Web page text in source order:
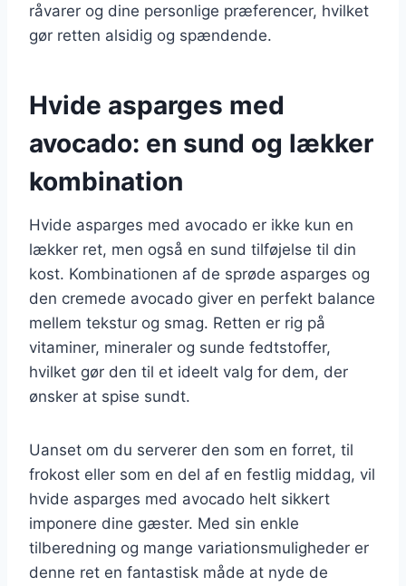
råvarer og dine personlige præferencer, hvilket
gør retten alsidig og spændende.
Hvide asparges med
avocado: en sund og lækker
kombination
Hvide asparges med avocado er ikke kun en
lækker ret, men også en sund tilføjelse til din
kost. Kombinationen af de sprøde asparges og
den cremede avocado giver en perfekt balance
mellem tekstur og smag. Retten er rig på
vitaminer, mineraler og sunde fedtstoffer,
hvilket gør den til et ideelt valg for dem, der
ønsker at spise sundt.
Uanset om du serverer den som en forret, til
frokost eller som en del af en festlig middag, vil
hvide asparges med avocado helt sikkert
imponere dine gæster. Med sin enkle
tilberedning og mange variationsmuligheder er
denne ret en fantastisk måde at nyde de